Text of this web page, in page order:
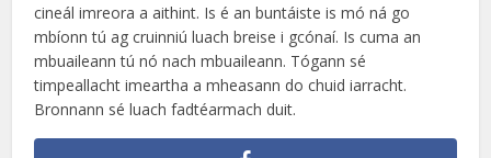
cineál imreora a aithint. Is é an buntáiste is mó ná go
mbíonn tú ag cruinniú luach breise i gcónaí. Is cuma an
mbuaileann tú nó nach mbuaileann. Tógann sé
timpeallacht imeartha a mheasann do chuid iarracht.
Bronnann sé luach fadtéarmach duit.